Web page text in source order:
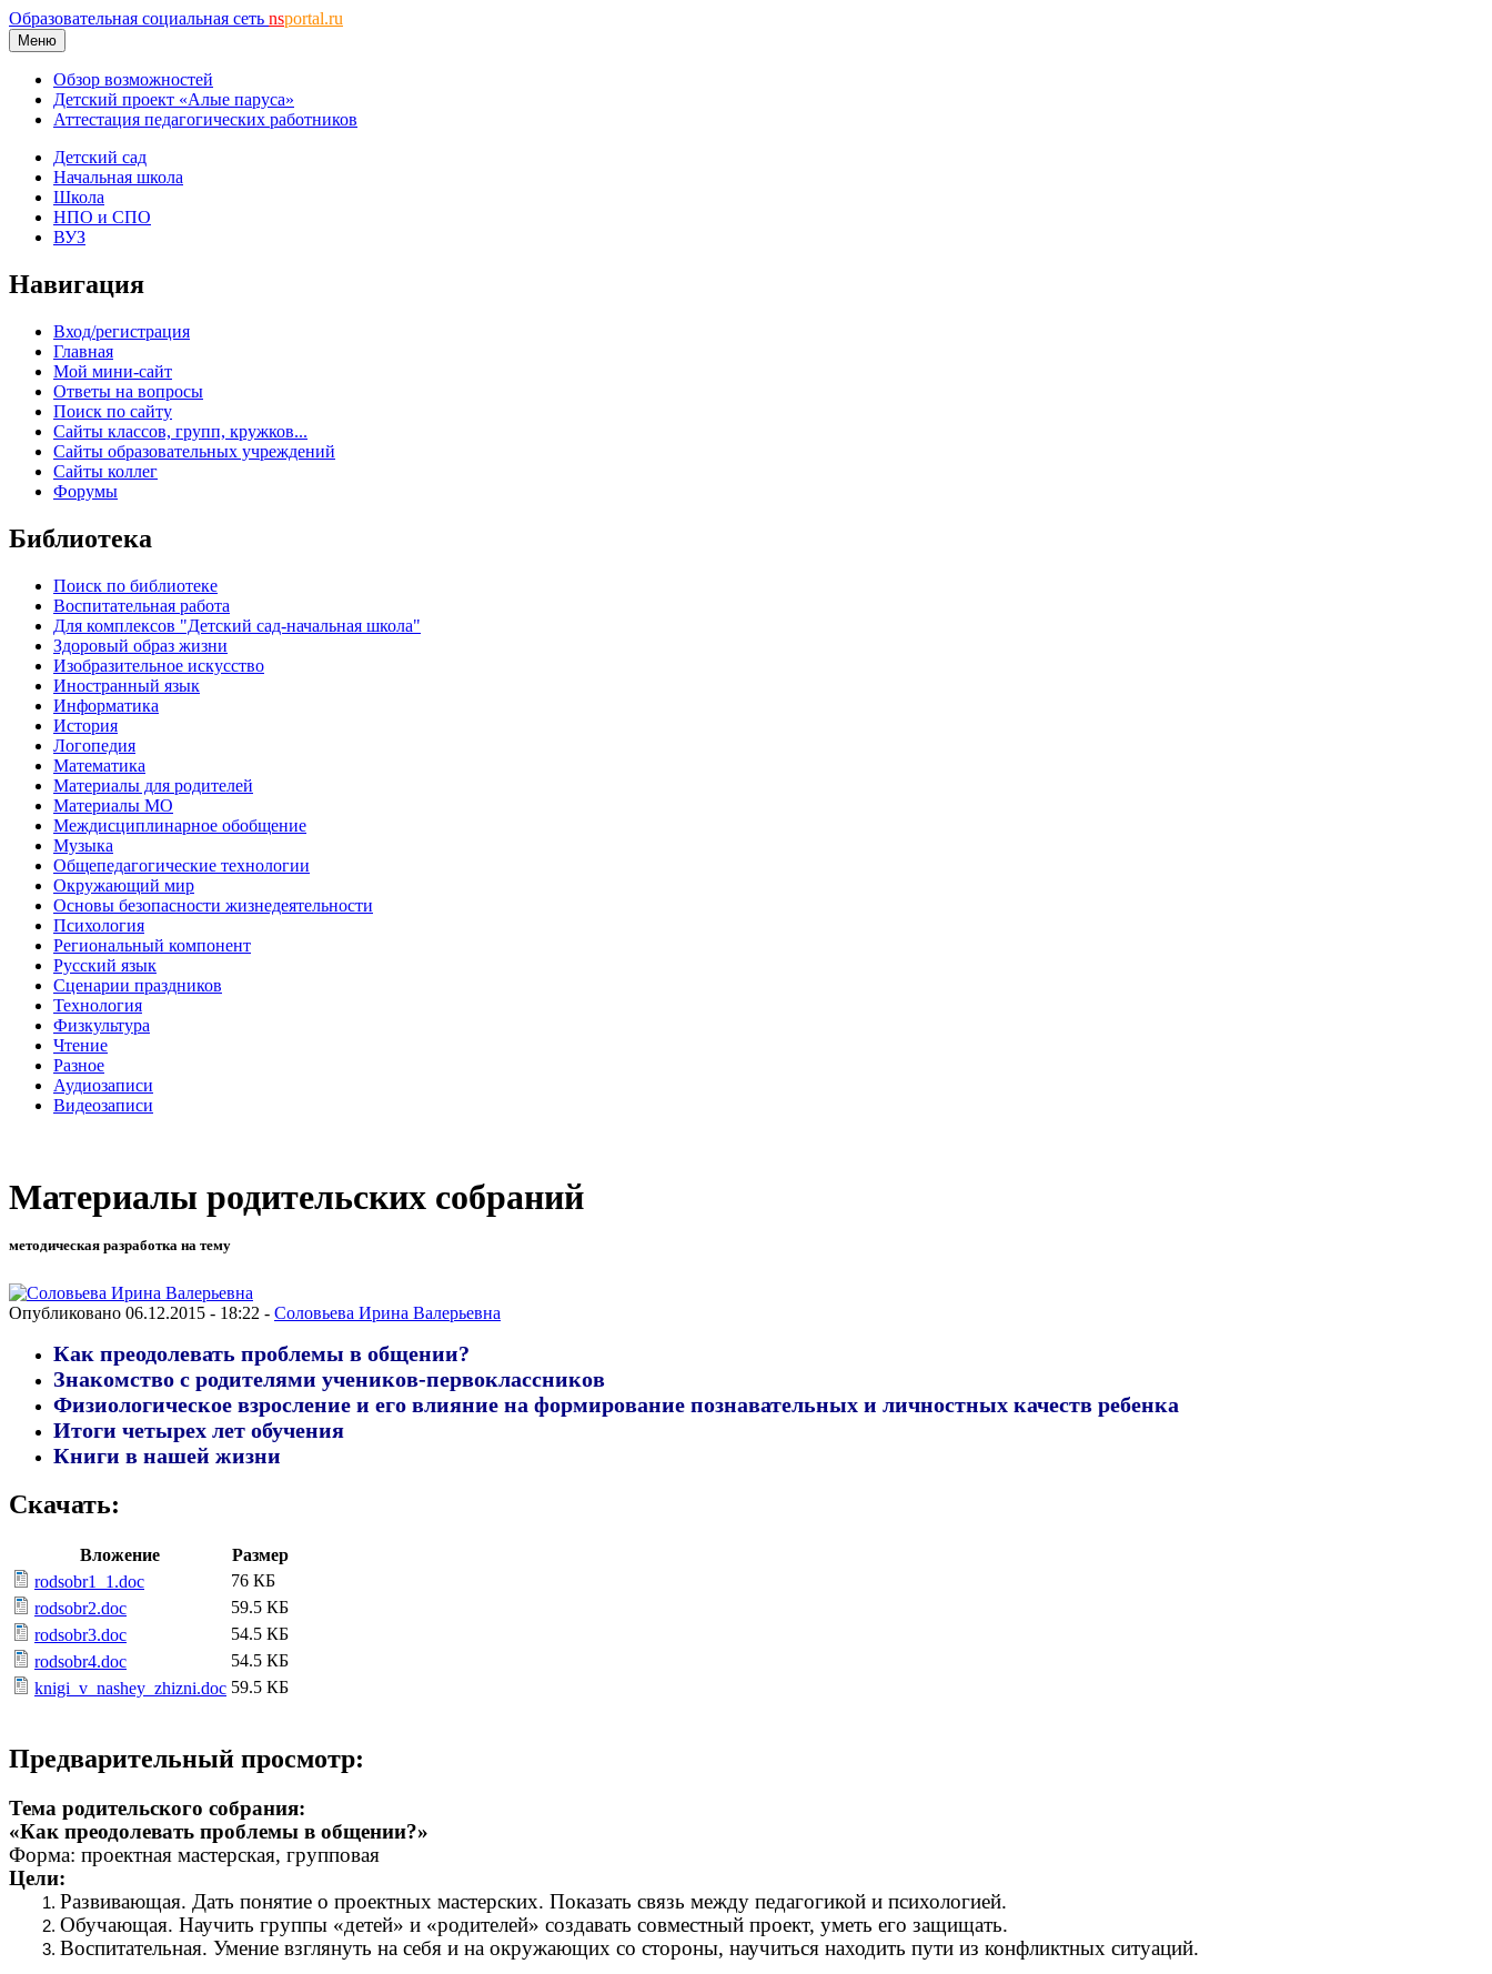
Образовательная социальная сеть nsportal.ru
Меню
Обзор возможностей
Детский проект «Алые паруса»
Аттестация педагогических работников
Детский сад
Начальная школа
Школа
НПО и СПО
ВУЗ
Навигация
Вход/регистрация
Главная
Мой мини-сайт
Ответы на вопросы
Поиск по сайту
Сайты классов, групп, кружков...
Сайты образовательных учреждений
Сайты коллег
Форумы
Библиотека
Поиск по библиотеке
Воспитательная работа
Для комплексов "Детский сад-начальная школа"
Здоровый образ жизни
Изобразительное искусство
Иностранный язык
Информатика
История
Логопедия
Математика
Материалы для родителей
Материалы МО
Междисциплинарное обобщение
Музыка
Общепедагогические технологии
Окружающий мир
Основы безопасности жизнедеятельности
Психология
Региональный компонент
Русский язык
Сценарии праздников
Технология
Физкультура
Чтение
Разное
Аудиозаписи
Видеозаписи
Материалы родительских собраний
методическая разработка на тему
Опубликовано 06.12.2015 - 18:22 - Соловьева Ирина Валерьевна
Как преодолевать проблемы в общении?
Знакомство с родителями учеников-первоклассников
Физиологическое взросление и его влияние на формирование познавательных и личностных качеств ребенка
Итоги четырех лет обучения
Книги в нашей жизни
Скачать:
Вложение
Размер
rodsobr1_1.doc
76 КБ
rodsobr2.doc
59.5 КБ
rodsobr3.doc
54.5 КБ
rodsobr4.doc
54.5 КБ
knigi_v_nashey_zhizni.doc 59.5 КБ
Предварительный просмотр:
Тема родительского собрания:
«Как преодолевать проблемы в общении?»
Форма: проектная мастерская, групповая
Цели:
Развивающая. Дать понятие о проектных мастерских. Показать связь между педагогикой и психологией.
Обучающая. Научить группы «детей» и «родителей» создавать совместный проект, уметь его защищать.
Воспитательная. Умение взглянуть на себя и на окружающих со стороны, научиться находить пути из конфликтных ситуаций.